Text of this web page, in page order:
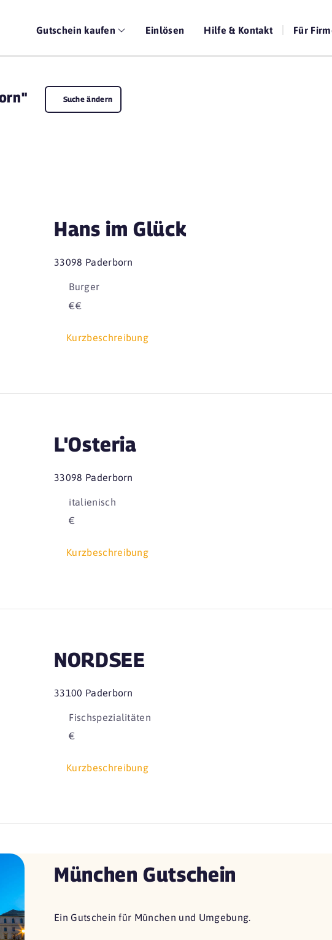
Gutschein kaufen Einlösen Hilfe & Kontakt Für
Suche ändern
Hans im Glück
33098 Paderborn
Burger
€€
Kurzbeschreibung
L'Osteria
33098 Paderborn
italienisch
€
Kurzbeschreibung
NORDSEE
33100 Paderborn
Fischspezialitäten
€
Kurzbeschreibung
München Gutschein
Ein Gutschein für München und Umgebung.